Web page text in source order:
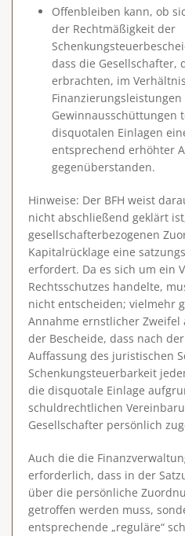
Offenbleiben kann, ob
der Rechtmäßigkeit der
dass die Gesellschafter,
erbrachten, im
Finanzierungsleistungen
Gewinnausschüttungen
disquotalen Einlagen
entsprechend erhöhter
gegenüberstanden.
Hinweise: Der BFH weist
nicht abschließend geklärt
gesellschafterbezogenen
Kapitalrücklage eine
erfordert. Da es sich um ein
Rechtsschutzes handelte,
nicht entscheiden; vielmehr
Annahme ernstlicher Zweifel
der Bescheide, dass nach
Auffassung des juristischen
Schenkungsteuerbarkeit
die disquotale Einlage
schuldrechtlichen
Gesellschafter persönlich
Auch die die
erforderlich, dass in der
über die persönliche
getroffen werden muss,
entsprechende „reguläre“